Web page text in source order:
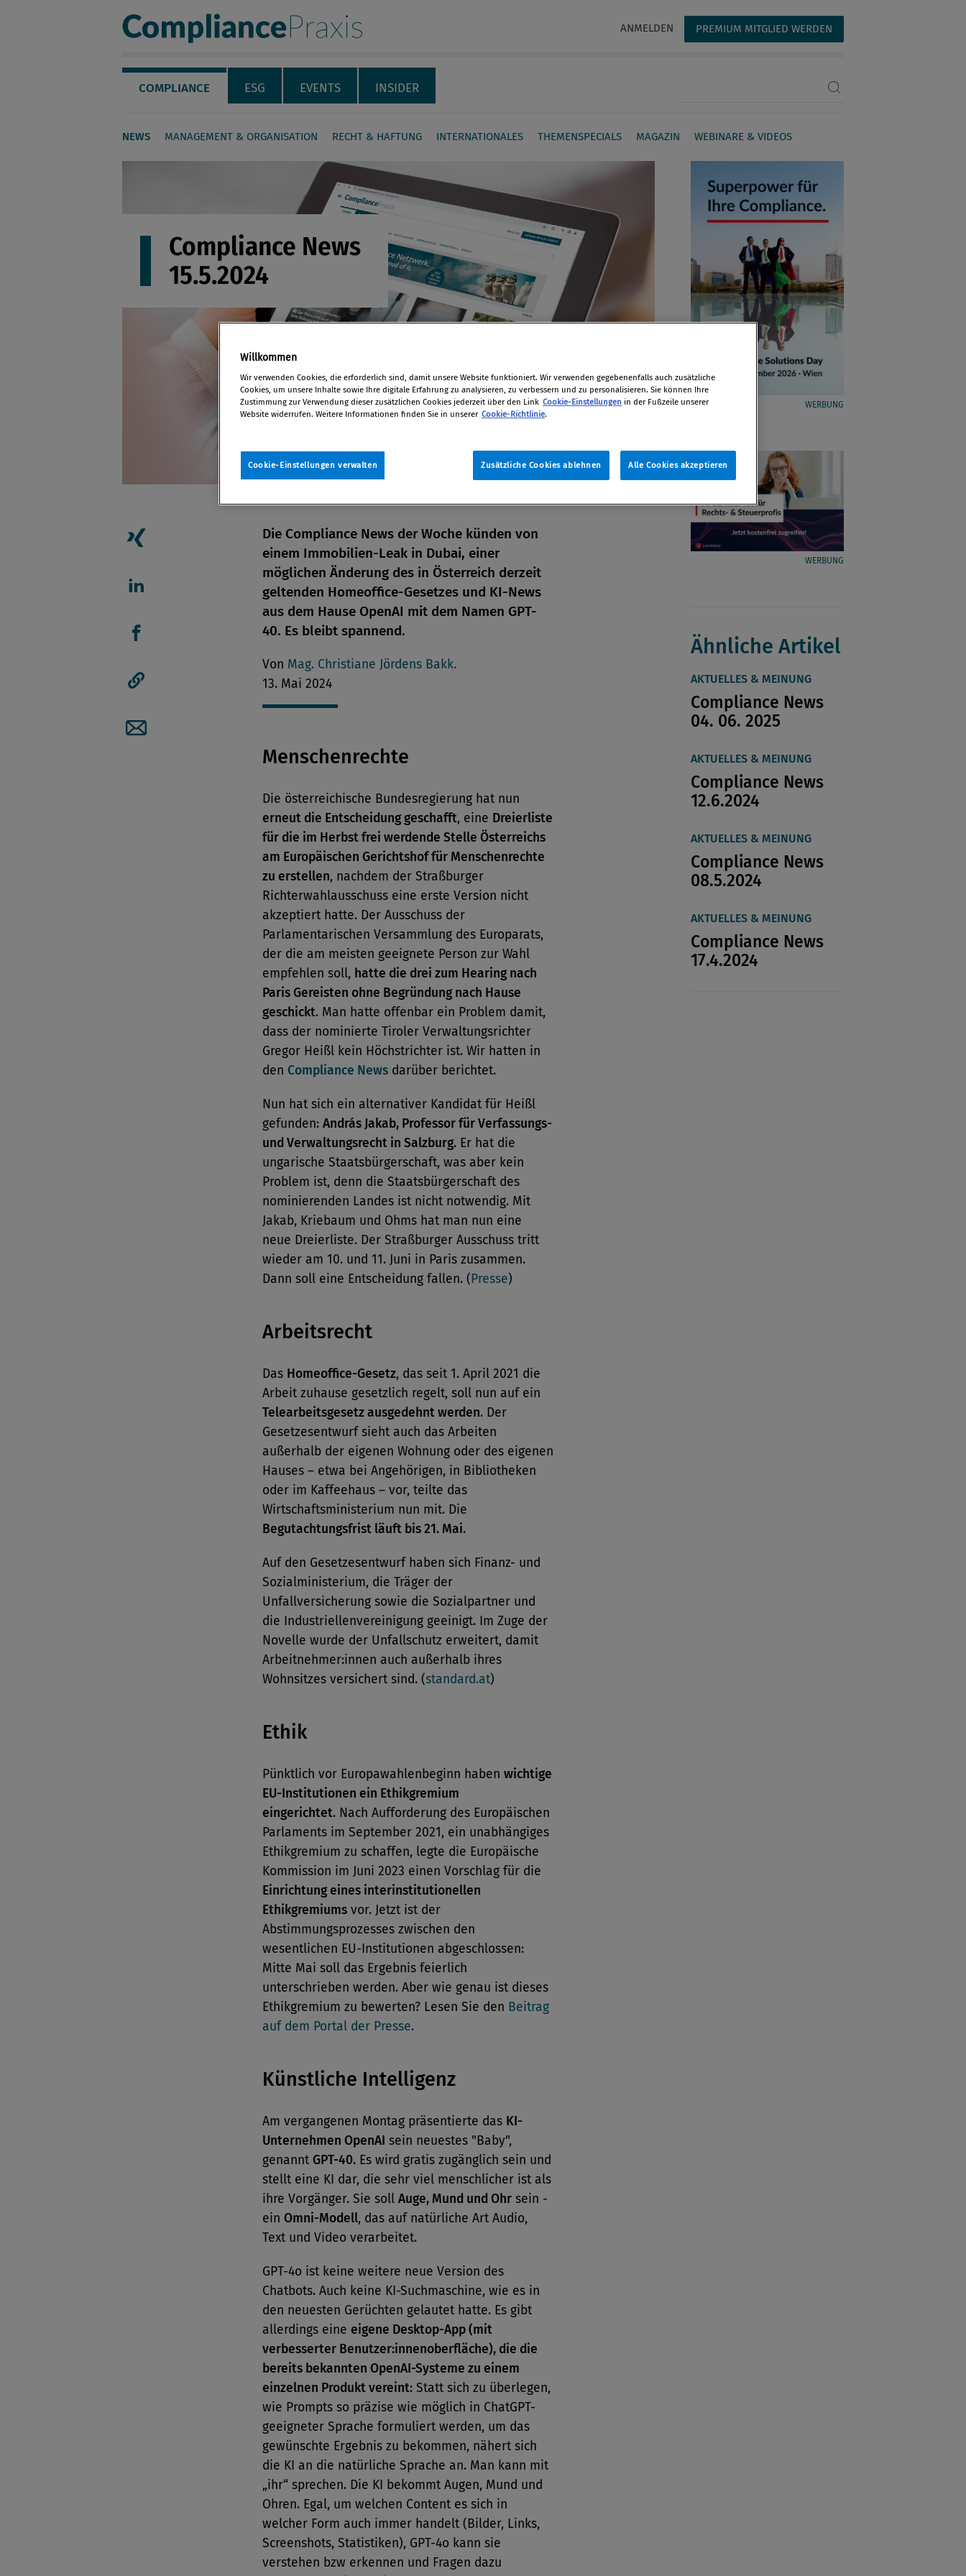
Compliance Praxis
Servicenavigation
ANMELDEN PREMIUM MITGLIED WERDEN
Navigation
COMPLIANCE ESG EVENTS INSIDER
NEWS MANAGEMENT & ORGANISATION RECHT & HAFTUNG INTERNATIONALES THEMENSPECIALS MAGAZIN WEBINARE & VIDEOS
Compliance News
15.5.2024
Artikel auf Xing teilen
Artikel auf linkedIn teilen
Artikel auf Facebook teilen
Artikellink kopieren
Artikel per Mail teilen
Die Compliance News der Woche künden von
einem Immobilien-Leak in Dubai, einer
möglichen Änderung des in Österreich derzeit
geltenden Homeoffice-Gesetzes und KI-News
aus dem Hause OpenAI mit dem Namen GPT-
40. Es bleibt spannend.
Von Mag. Christiane Jördens Bakk.
13. Mai 2024
Menschenrechte
Die österreichische Bundesregierung hat nun
erneut die Entscheidung geschafft, eine Dreierliste
für die im Herbst frei werdende Stelle Österreichs
am Europäischen Gerichtshof für Menschenrechte
zu erstellen, nachdem der Straßburger
Richterwahlausschuss eine erste Version nicht
akzeptiert hatte. Der Ausschuss der
Parlamentarischen Versammlung des Europarats,
der die am meisten geeignete Person zur Wahl
empfehlen soll, hatte die drei zum Hearing nach
Paris Gereisten ohne Begründung nach Hause
geschickt. Man hatte offenbar ein Problem damit,
dass der nominierte Tiroler Verwaltungsrichter
Gregor Heißl kein Höchstrichter ist. Wir hatten in
den Compliance News darüber berichtet.
Nun hat sich ein alternativer Kandidat für Heißl
gefunden: András Jakab, Professor für Verfassungs-
und Verwaltungsrecht in Salzburg. Er hat die
ungarische Staatsbürgerschaft, was aber kein
Problem ist, denn die Staatsbürgerschaft des
nominierenden Landes ist nicht notwendig. Mit
Jakab, Kriebaum und Ohms hat man nun eine
neue Dreierliste. Der Straßburger Ausschuss tritt
wieder am 10. und 11. Juni in Paris zusammen.
Dann soll eine Entscheidung fallen. ( Presse)
Arbeitsrecht
Das Homeoffice-Gesetz, das seit 1. April 2021 die
Arbeit zuhause gesetzlich regelt, soll nun auf ein
Telearbeitsgesetz ausgedehnt werden. Der
Gesetzesentwurf sieht auch das Arbeiten
außerhalb der eigenen Wohnung oder des eigenen
Hauses – etwa bei Angehörigen, in Bibliotheken
oder im Kaffeehaus – vor, teilte das
Wirtschaftsministerium nun mit. Die
Begutachtungsfrist läuft bis 21. Mai.
Auf den Gesetzesentwurf haben sich Finanz- und
Sozialministerium, die Träger der
Unfallversicherung sowie die Sozialpartner und
die Industriellenvereinigung geeinigt. Im Zuge der
Novelle wurde der Unfallschutz erweitert, damit
Arbeitnehmer:innen auch außerhalb ihres
Wohnsitzes versichert sind. (standard.at)
Ethik
Pünktlich vor Europawahlenbeginn haben wichtige
EU-Institutionen ein Ethikgremium
eingerichtet. Nach Aufforderung des Europäischen
Parlaments im September 2021, ein unabhängiges
Ethikgremium zu schaffen, legte die Europäische
Kommission im Juni 2023 einen Vorschlag für die
Einrichtung eines interinstitutionellen
Ethikgremiums vor. Jetzt ist der
Abstimmungsprozesses zwischen den
wesentlichen EU-Institutionen abgeschlossen:
Mitte Mai soll das Ergebnis feierlich
unterschrieben werden. Aber wie genau ist dieses
Ethikgremium zu bewerten? Lesen Sie den Beitrag
auf dem Portal der Presse.
Künstliche Intelligenz
Am vergangenen Montag präsentierte das KI-
Unternehmen OpenAI sein neuestes "Baby",
genannt GPT-40. Es wird gratis zugänglich sein und
stellt eine KI dar, die sehr viel menschlicher ist als
ihre Vorgänger. Sie soll Auge, Mund und Ohr sein -
ein Omni-Modell, das auf natürliche Art Audio,
Text und Video verarbeitet.
GPT-4o ist keine weitere neue Version des
Chatbots. Auch keine KI-Suchmaschine, wie es in
den neuesten Gerüchten gelautet hatte. Es gibt
allerdings eine eigene Desktop-App (mit
verbesserter Benutzer:innenoberfläche), die die
bereits bekannten OpenAI-Systeme zu einem
einzelnen Produkt vereint: Statt sich zu überlegen,
wie Prompts so präzise wie möglich in ChatGPT-
geeigneter Sprache formuliert werden, um das
gewünschte Ergebnis zu bekommen, nähert sich
die KI an die natürliche Sprache an. Man kann mit
„ihr“ sprechen. Die KI bekommt Augen, Mund und
Ohren. Egal, um welchen Content es sich in
welcher Form auch immer handelt (Bilder, Links,
Screenshots, Statistiken), GPT-4o kann sie
verstehen bzw erkennen und Fragen dazu
WERBUNG
WERBUNG
Ähnliche Artikel
AKTUELLES & MEINUNG
Compliance News
04. 06. 2025
AKTUELLES & MEINUNG
Compliance News
12.6.2024
AKTUELLES & MEINUNG
Compliance News
08.5.2024
AKTUELLES & MEINUNG
Compliance News
17.4.2024
Willkommen
Wir verwenden Cookies, die erforderlich sind, damit unsere Website funktioniert. Wir verwenden gegebenenfalls auch zusätzliche
Cookies, um unsere Inhalte sowie Ihre digitale Erfahrung zu analysieren, zu verbessern und zu personalisieren. Sie können Ihre
Zustimmung zur Verwendung dieser zusätzlichen Cookies jederzeit über den Link Cookie-Einstellungen in der Fußzeile unserer
Website widerrufen. Weitere Informationen finden Sie in unserer Cookie-Richtlinie.
Zusätzliche Cookies ablehnen Alle Cookies akzeptieren
Cookie-Einstellungen verwalten